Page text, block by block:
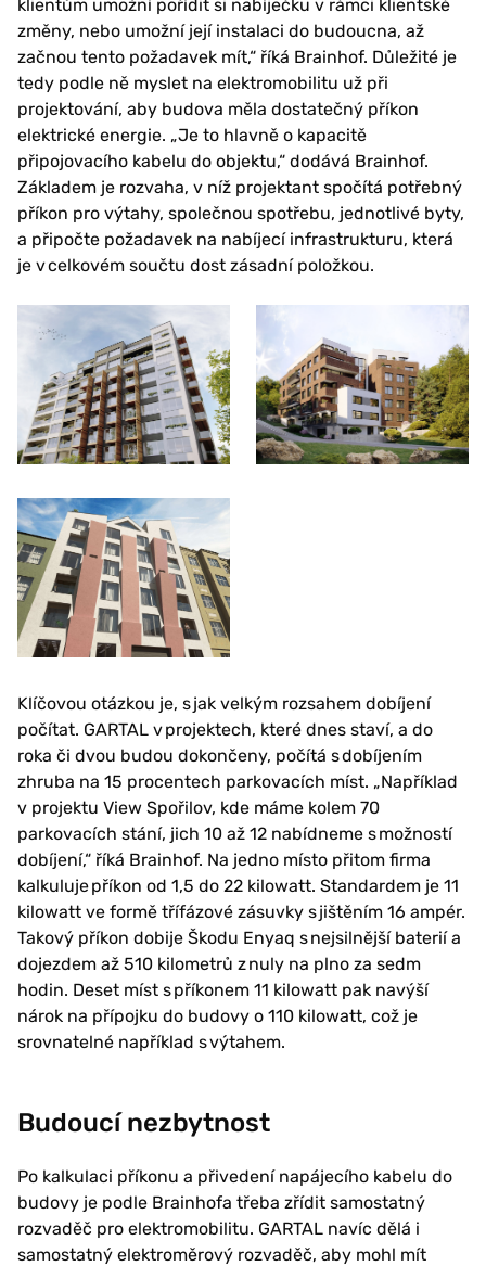
klientům umožní pořídit si nabíječku v rámci klientské
změny, nebo umožní její instalaci do budoucna, až
začnou tento požadavek mít,“ říká Brainhof. Důležité je
tedy podle ně myslet na elektromobilitu už při
projektování, aby budova měla dostatečný příkon
elektrické energie. „Je to hlavně o kapacitě
připojovacího kabelu do objektu,“ dodává Brainhof.
Základem je rozvaha, v níž projektant spočítá potřebný
příkon pro výtahy, společnou spotřebu, jednotlivé byty,
a připočte požadavek na nabíjecí infrastrukturu, která
je v celkovém součtu dost zásadní položkou.
Klíčovou otázkou je, s jak velkým rozsahem dobíjení
počítat. GARTAL v projektech, které dnes staví, a do
roka či dvou budou dokončeny, počítá s dobíjením
zhruba na 15 procentech parkovacích míst. „Například
v projektu View Spořilov, kde máme kolem 70
parkovacích stání, jich 10 až 12 nabídneme s možností
dobíjení,“ říká Brainhof. Na jedno místo přitom firma
kalkuluje příkon od 1,5 do 22 kilowatt. Standardem je 11
kilowatt ve formě třífázové zásuvky s jištěním 16 ampér.
Takový příkon dobije Škodu Enyaq s nejsilnější baterií a
dojezdem až 510 kilometrů z nuly na plno za sedm
hodin. Deset míst s příkonem 11 kilowatt pak navýší
nárok na přípojku do budovy o 110 kilowatt, což je
srovnatelné například s výtahem.
Budoucí nezbytnost
Po kalkulaci příkonu a přivedení napájecího kabelu do
budovy je podle Brainhofa třeba zřídit samostatný
rozvaděč pro elektromobilitu. GARTAL navíc dělá i
samostatný elektroměrový rozvaděč, aby mohl mít